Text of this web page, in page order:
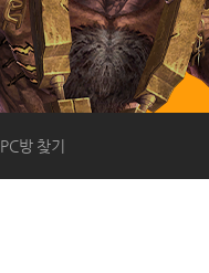
PC방 찾기
통합보급센터